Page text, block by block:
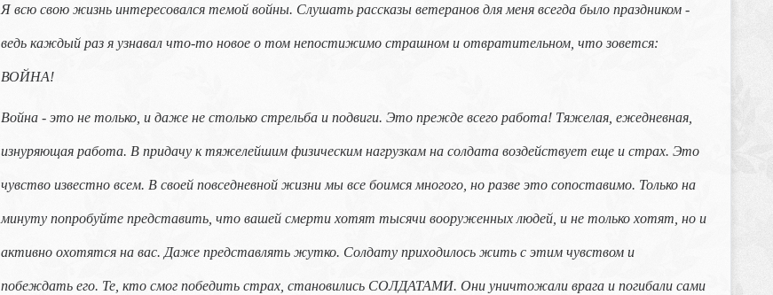
Я всю свою жизнь интересовался темой войны. Слушать рассказы ветеранов для меня всегда было праздником -
ведь каждый раз я узнавал что-то новое о том непостижимо страшном и отвратительном, что зовется:
ВОЙНА!
Война - это не только, и даже не столько стрельба и подвиги. Это прежде всего работа! Тяжелая, ежедневная,
изнуряющая работа. В придачу к тяжелейшим физическим нагрузкам на солдата воздействует еще и страх. Это
чувство известно всем. В своей повседневной жизни мы все боимся многого, но разве это сопоставимо. Только на
минуту попробуйте представить, что вашей смерти хотят тысячи вооруженных людей, и не только хотят, но и
активно охотятся на вас. Даже представлять жутко. Солдату приходилось жить с этим чувством и
побеждать его. Те, кто смог победить страх, становились СОЛДАТАМИ. Они уничтожали врага и погибали сами